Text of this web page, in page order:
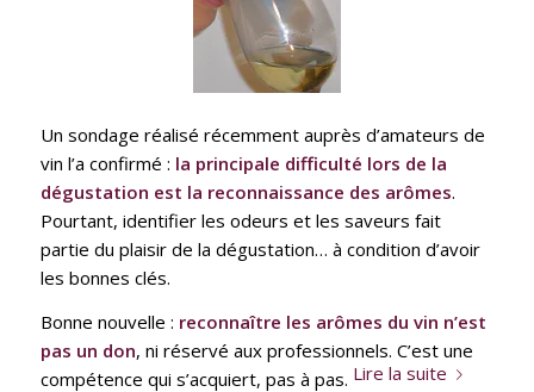
Un sondage réalisé récemment auprès d’amateurs de
vin l’a confirmé : la principale difficulté lors de la
dégustation est la reconnaissance des arômes.
Pourtant, identifier les odeurs et les saveurs fait
partie du plaisir de la dégustation… à condition d’avoir
les bonnes clés.
Bonne nouvelle : reconnaître les arômes du vin n’est
pas un don, ni réservé aux professionnels. C’est une
compétence qui s’acquiert, pas à pas. Lire la suite